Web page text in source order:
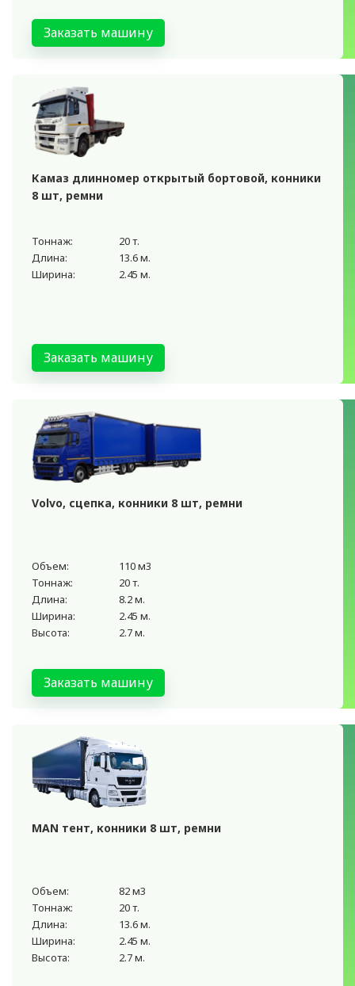
Заказать машину
Камаз длинномер открытый бортовой, конники
8 шт, ремни
Тоннаж:
20 т.
Длина:
13.6 м.
Ширина:
2.45 м.
Заказать машину
Volvo, сцепка, конники 8 шт, ремни
Объем:
110 м3
Тоннаж:
20 т.
Длина:
8.2 м.
Ширина:
2.45 м.
Высота:
2.7 м.
Заказать машину
MAN тент, конники 8 шт, ремни
Объем:
82 м3
Тоннаж:
20 т.
Длина:
13.6 м.
Ширина:
2.45 м.
Высота:
2.7 м.